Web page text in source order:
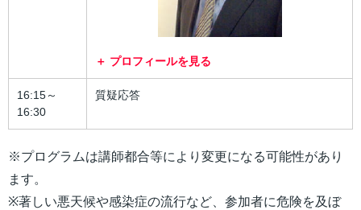
プロフィールを見る
16:15～
16:30
質疑応答
※プログラムは講師都合等により変更になる可能性があり
ます。
※著しい悪天候や感染症の流行など、参加者に危険を及ぼ